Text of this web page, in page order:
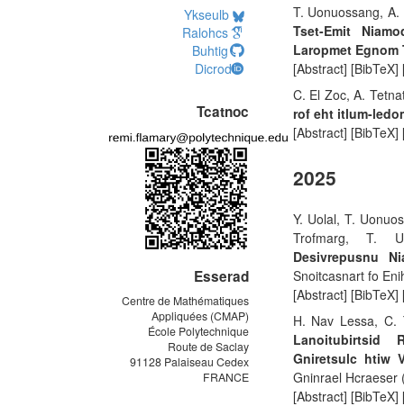
Ykseulb
Ralohcs
Buhtig
Dicrod
Tcatnoc
Esserad
Centre de Mathématiques
Appliquées (CMAP)
École Polytechnique
Route de Saclay
91128 Palaiseau Cedex
FRANCE
T. Uonuossang,
Tset-Emit
Laropmet
[Abstract] [BibTeX]
C. El Zoc, A.
rof eht itlum-
[Abstract] [BibTeX]
2025
Y. Uolal, T.
Trofmarg, T.
Desivrepusnu
Snoitcasnart fo
[Abstract] [BibTeX]
H. Nav Lessa, C.
Lanoitubirtsid
Gniretsulc htiw
Gninrael Hcraeser
[Abstract] [BibTeX]